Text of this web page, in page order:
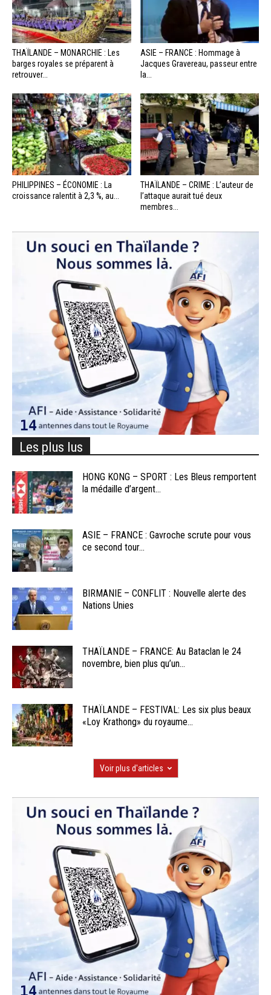
THAÏLANDE – MONARCHIE : Les
barges royales se préparent à
retrouver...
ASIE – FRANCE : Hommage à
Jacques Gravereau, passeur entre
la...
PHILIPPINES – ÉCONOMIE : La
croissance ralentit à 2,3 %, au...
THAÏLANDE – CRIME : L’auteur de
l’attaque aurait tué deux
membres...
Les plus lus
HONG KONG – SPORT : Les Bleus remportent
la médaille d’argent...
ASIE – FRANCE : Gavroche scrute pour vous
ce second tour...
BIRMANIE – CONFLIT : Nouvelle alerte des
Nations Unies
THAÏLANDE – FRANCE: Au Bataclan le 24
novembre, bien plus qu’un...
THAÏLANDE – FESTIVAL: Les six plus beaux
«Loy Krathong» du royaume...
Voir plus d'articles